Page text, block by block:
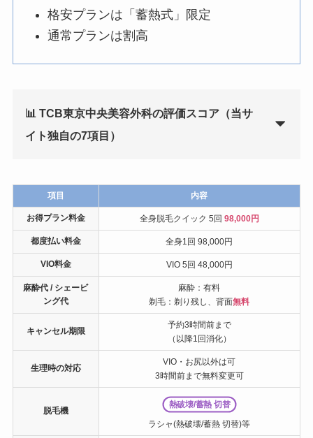
格安プランは「蓄熱式」限定
通常プランは割高
📊 TCB東京中央美容外科の評価スコア（当サ
イト独自の7項目）
項目 内容
お得プラン料金 全身脱毛クイック 5回 98,000円
都度払い料金 全身1回 98,000円
VIO料金 VIO 5回 48,000円
麻酔代 / シェービ
ング代
麻酔：有料
剃毛：剃り残し、背面無料
キャンセル期限
予約3時間前まで
（以降1回消化）
生理時の対応
VIO・お尻以外は可
3時間前まで無料変更可
脱毛機
熱破壊/蓄熱 切替
ラシャ(熱破壊/蓄熱 切替)等